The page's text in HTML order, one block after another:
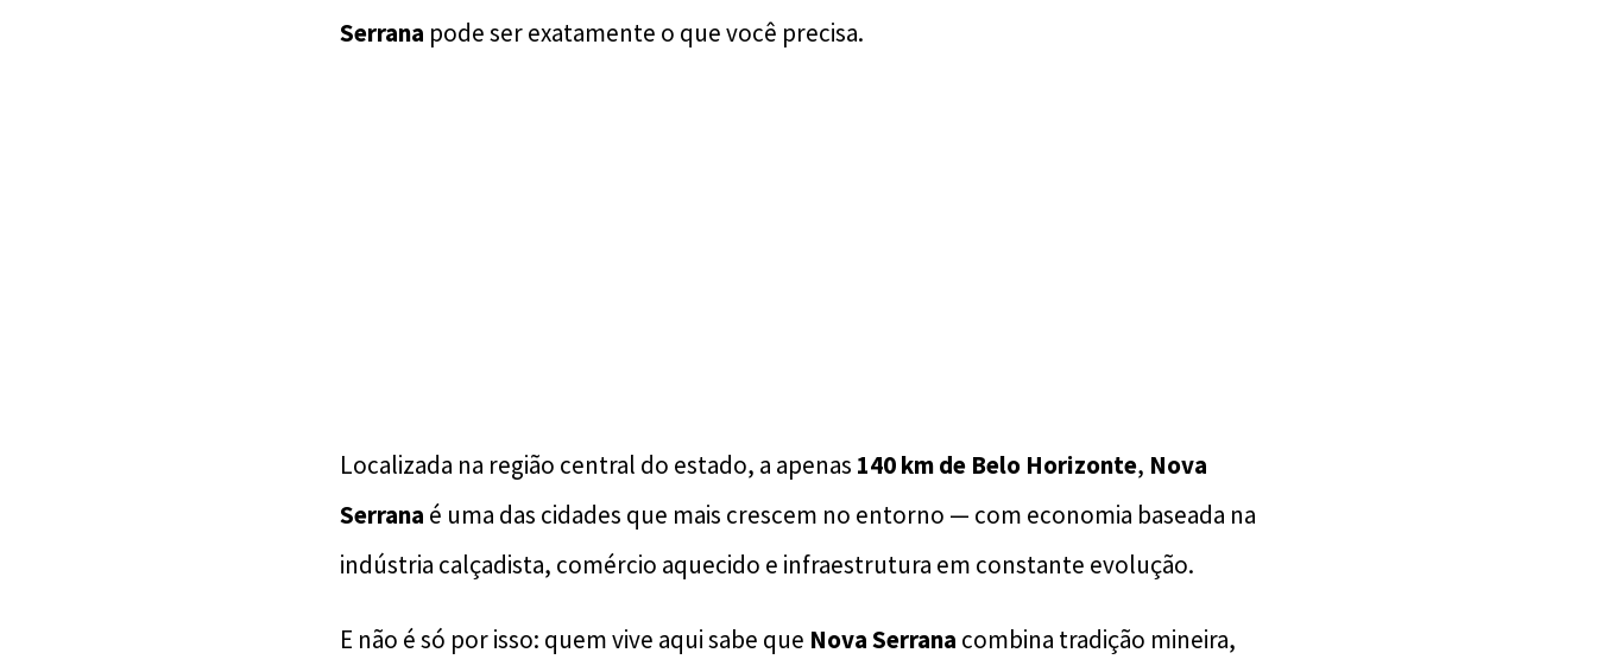
Serrana pode ser exatamente o que você precisa.
Localizada na região central do estado, a apenas 140 km de Belo Horizonte, Nova
Serrana é uma das cidades que mais crescem no entorno — com economia baseada na
indústria calçadista, comércio aquecido e infraestrutura em constante evolução.
E não é só por isso: quem vive aqui sabe que Nova Serrana combina tradição mineira,